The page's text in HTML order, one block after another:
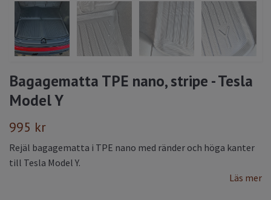
Bagagematta TPE nano, stripe - Tesla
Model Y
995 kr
Rejäl bagagematta i TPE nano med ränder och höga kanter
till Tesla Model Y.
Läs mer